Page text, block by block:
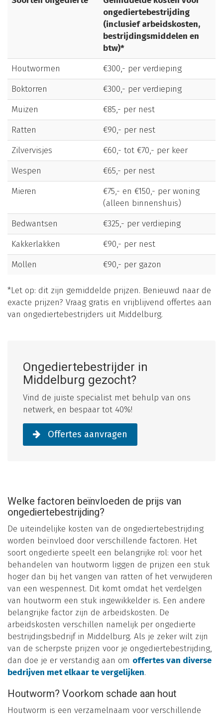
ongediertebestrijding
(inclusief arbeidskosten,
bestrijdingsmiddelen en
btw)*
Houtwormen
€300,- per verdieping
Boktorren
€300,- per verdieping
Muizen
€85,- per nest
Ratten
€90,- per nest
Zilvervisjes
€60,- tot €70,- per keer
Wespen
€65,- per nest
Mieren
€75,- en €150,- per woning
(alleen binnenshuis)
Bedwantsen
€325,- per verdieping
Kakkerlakken
€90,- per nest
Mollen
€90,- per gazon
*Let op: dit zijn gemiddelde prijzen. Benieuwd naar de
exacte prijzen? Vraag gratis en vrijblijvend offertes aan
van ongediertebestrijders uit Middelburg.
Ongediertebestrijder in
Middelburg gezocht?
Vind de juiste specialist met behulp van ons
netwerk, en bespaar tot 40%!
Offertes aanvragen
Welke factoren beïnvloeden de prijs van
ongediertebestrijding?
De uiteindelijke kosten van de ongediertebestrijding
worden beïnvloed door verschillende factoren. Het
soort ongedierte speelt een belangrijke rol: voor het
behandelen van houtworm liggen de prijzen een stuk
hoger dan bij het vangen van ratten of het verwijderen
van een wespennest. Dit komt omdat het verdelgen
van houtworm een stuk ingewikkelder is. Een andere
belangrijke factor zijn de arbeidskosten. De
arbeidskosten verschillen namelijk per ongedierte
bestrijdingsbedrijf in Middelburg. Als je zeker wilt zijn
van de scherpste prijzen voor je ongediertebestrijding,
dan doe je er verstandig aan om offertes van diverse
bedrijven met elkaar te vergelijken.
Houtworm? Voorkom schade aan hout
Houtworm is een verzamelnaam voor verschillende